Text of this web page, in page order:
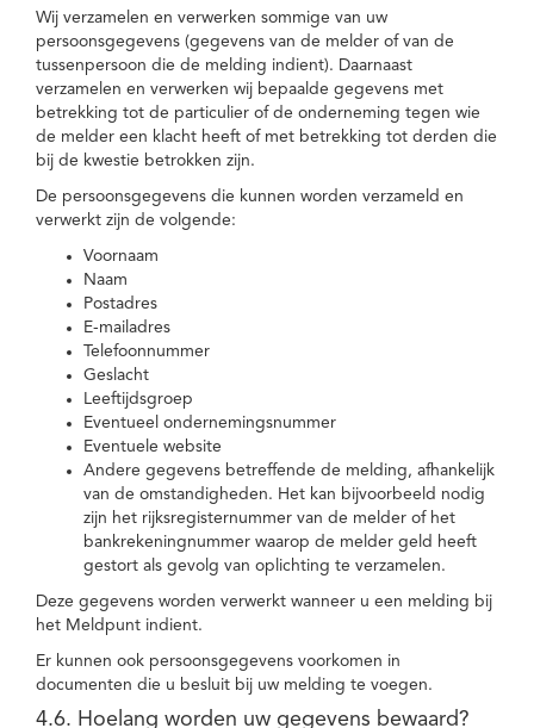
Wij verzamelen en verwerken sommige van uw
persoonsgegevens (gegevens van de melder of van de
tussenpersoon die de melding indient). Daarnaast
verzamelen en verwerken wij bepaalde gegevens met
betrekking tot de particulier of de onderneming tegen wie
de melder een klacht heeft of met betrekking tot derden die
bij de kwestie betrokken zijn.
De persoonsgegevens die kunnen worden verzameld en
verwerkt zijn de volgende:
Voornaam
Naam
Postadres
E-mailadres
Telefoonnummer
Geslacht
Leeftijdsgroep
Eventueel ondernemingsnummer
Eventuele website
Andere gegevens betreffende de melding, afhankelijk
van de omstandigheden. Het kan bijvoorbeeld nodig
zijn het rijksregisternummer van de melder of het
bankrekeningnummer waarop de melder geld heeft
gestort als gevolg van oplichting te verzamelen.
Deze gegevens worden verwerkt wanneer u een melding bij
het Meldpunt indient.
Er kunnen ook persoonsgegevens voorkomen in
documenten die u besluit bij uw melding te voegen.
4.6. Hoelang worden uw gegevens bewaard?